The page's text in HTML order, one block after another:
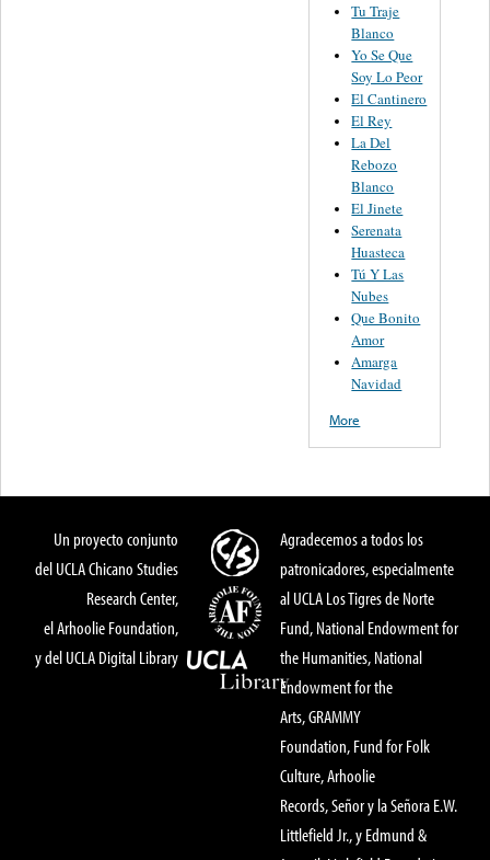
Tu Traje
Blanco
Yo Se Que
Soy Lo Peor
El Cantinero
El Rey
La Del
Rebozo
Blanco
El Jinete
Serenata
Huasteca
Tú Y Las
Nubes
Que Bonito
Amor
Amarga
Navidad
More
Un proyecto conjunto
del UCLA Chicano Studies
Research Center,
el Arhoolie Foundation,
y del UCLA Digital Library
Agradecemos a todos los
patronicadores, especialmente
al UCLA Los Tigres de Norte
Fund, National Endowment for
the Humanities, National
Endowment for the
Arts, GRAMMY
Foundation, Fund for Folk
Culture, Arhoolie
Records, Señor y la Señora E.W.
Littlefield Jr., y Edmund &